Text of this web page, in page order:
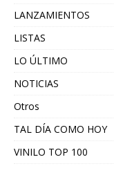
LANZAMIENTOS
LISTAS
LO ÚLTIMO
NOTICIAS
Otros
TAL DÍA COMO HOY
VINILO TOP 100